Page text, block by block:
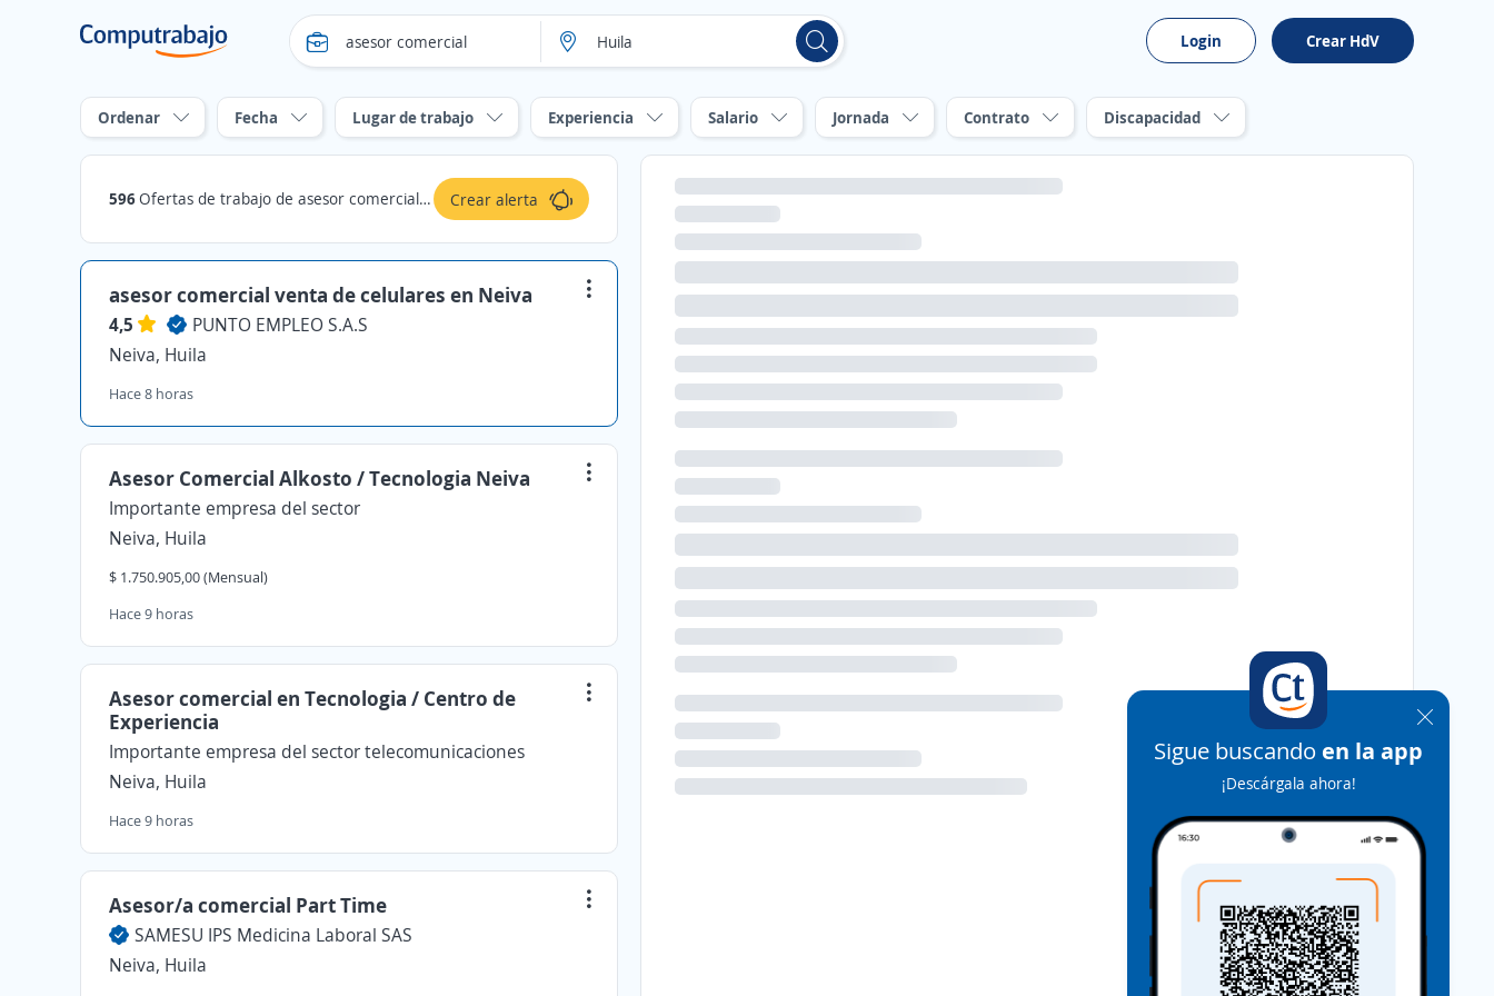
Login Crear HdV
Ordenar Fecha Lugar de trabajo Experiencia Salario Jornada Contrato Discapacidad
596Ofertas de trabajo de asesor comercial en Huila Crear alerta
asesor comercial venta de celulares en Neiva
4,5
PUNTO EMPLEO S.A.S
Neiva, Huila
Hace 8 horas
Asesor Comercial Alkosto / Tecnologia Neiva
Importante empresa del sector
Neiva, Huila
$ 1.750.905,00 (Mensual)
Hace 9 horas
Asesor comercial en Tecnologia / Centro de
Experiencia
Importante empresa del sector telecomunicaciones
Neiva, Huila
Hace 9 horas
Asesor/a comercial Part Time
SAMESU IPS Medicina Laboral SAS
Neiva, Huila
Sigue buscando en la app
¡Descárgala ahora!